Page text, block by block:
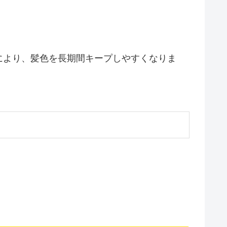
り、髪色を長期間キープしやすくなりま